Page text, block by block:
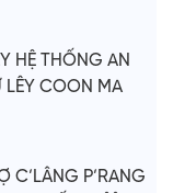
HỆ THỐNG AN
LÊY COON MA
C’LÂNG P’RANG